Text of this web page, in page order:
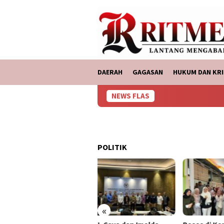
DAERAH GAGASAN HUKUM DAN
NEWS FLAS
POLITIK
«